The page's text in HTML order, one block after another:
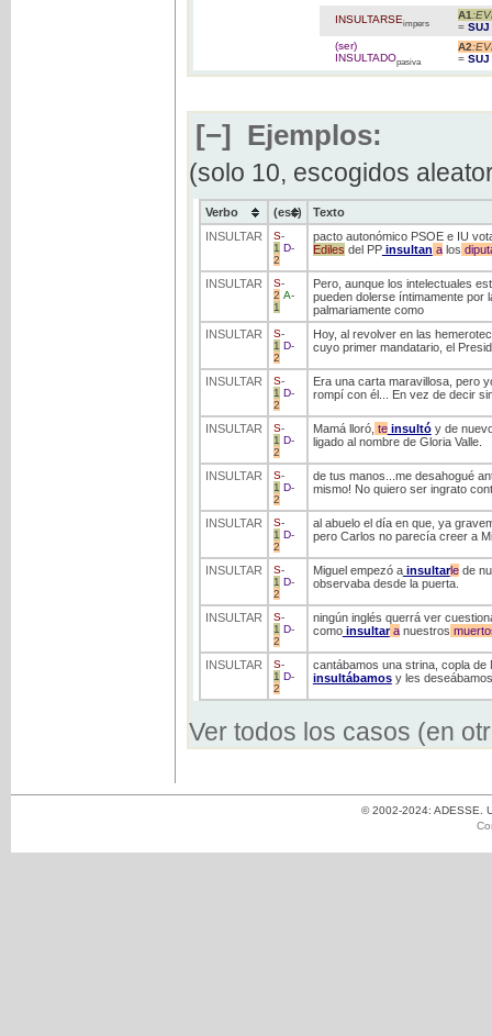
INSULTARSEimpers
A1
= SUJ
(ser)
INSULTADOpasiva
A2
= SUJ
[−] Ejemplos:
(solo 10, escogidos
Verbo (ess)
Texto
INSULTAR
S-
1 D-
2
pacto autonómico PSOE e IU
Ediles del PPinsultan alos
INSULTAR S-
2 A-
1
Pero, aunque los intelectuales
pueden dolerse íntimamente por
palmariamente como
INSULTAR
S-
1 D-
2
Hoy, al revolver en las
cuyo primer mandatario, el
INSULTAR S-
1 D-
2
Era una carta maravillosa, pero
rompí con él... En vez de decir
INSULTAR S-
1 D-
2
Mamá lloró, teinsultóy de
ligado al nombre de Gloria Valle.
INSULTAR S-
1 D-
2
de tus manos...me desahogué
mismo! No quiero ser ingrato
INSULTAR S-
1 D-
2
al abuelo el día en que, ya
pero Carlos no parecía creer a
INSULTAR S-
1 D-
2
Miguel empezó ainsultarlede
observaba desde la puerta.
INSULTAR S-
1 D-
2
ningún inglés querrá ver
comoinsultaranuestros
INSULTAR S-
1 D-
2
cantábamos una strina, copla
insultábamosy les
Ver todos los casos (en
© 2002-2024: ADESSE.